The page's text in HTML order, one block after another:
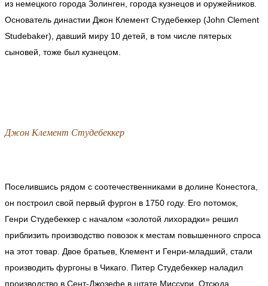
из немецкого города Золинген, города кузнецов и оружейников.
Основатель династии Джон Клемент Студебеккер (John Clement
Studebaker), давший миру 10 детей, в том числе пятерых
сыновей, тоже был кузнецом.
Джон Клемент Студебеккер
Поселившись рядом с соотечественниками в долине Конестога,
он построил свой первый фургон в 1750 году. Его потомок,
Генри Студебеккер с началом «золотой лихорадки» решил
приблизить производство повозок к местам повышенного спроса
на этот товар. Двое братьев, Клемент и Генри-младший, стали
производить фургоны в Чикаго. Питер Студебеккер наладил
производство в Сент-Джозефе в штате Миссури. Отсюда